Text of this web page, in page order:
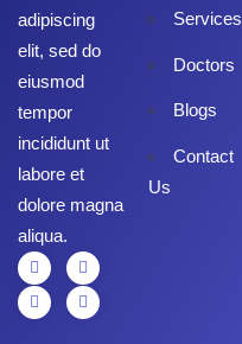
adipiscing
elit, sed do
eiusmod
tempor
incididunt ut
labore et
dolore magna
aliqua.
Services
Doctors
Blogs
Contact
Us